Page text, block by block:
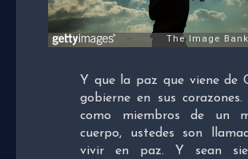
Y que la paz que viene de
gobierne en sus corazones.
como miembros de un
cuerpo, ustedes son
vivir en paz. Y sean